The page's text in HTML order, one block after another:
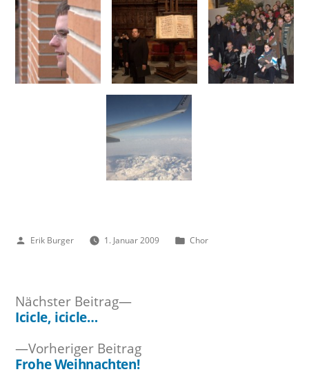
Veröffentlicht
Erik Burger 1. Januar 2009
Veröffentlicht
Chor
Vorheriger BeitragVorheriger
Frohe Weihnachten!
Nächster Beitrag
Nächster
Icicle, icicle…